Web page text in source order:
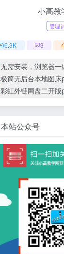
小高教
管理
6.3K 3
无需安装，浏览器一键“
极简无后台本地图床
彩虹外链网盘二开版
本站公众号